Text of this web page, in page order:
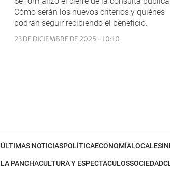
Cómo serán los nuevos criterios y quiénes
podrán seguir recibiendo el beneficio.
23 DE DICIEMBRE DE 2025 - 10:10
ÚLTIMAS NOTICIASPOLÍTICAECONOMÍALOCALES
LA PANCHACULTURA Y ESPECTACULOSSOCIEDAD